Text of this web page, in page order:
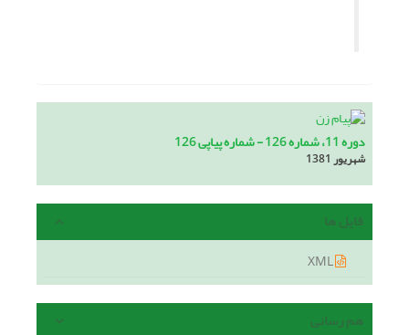
دوره 11، شماره 126 - شماره پیاپی 126
شهریور 1381
فایل ها
هم رسانی